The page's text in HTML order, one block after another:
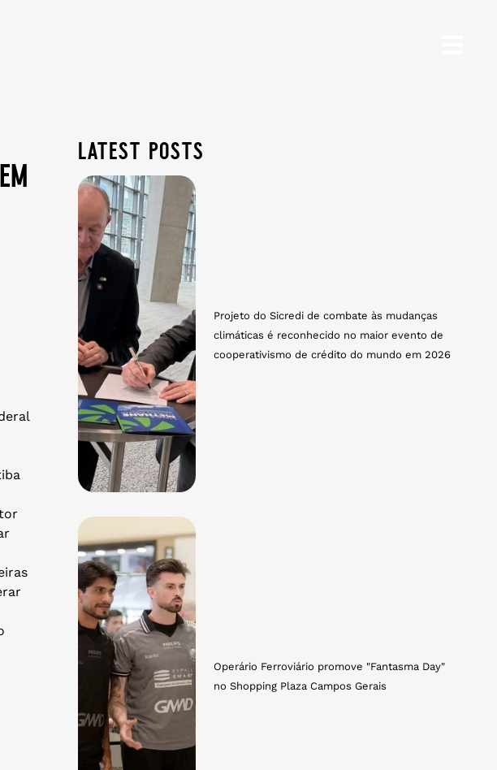
latest posts
Projeto do Sicredi de combate às mudanças
climáticas é reconhecido no maior evento de
cooperativismo de crédito do mundo em 2026
Operário Ferroviário promove "Fantasma Day"
no Shopping Plaza Campos Gerais